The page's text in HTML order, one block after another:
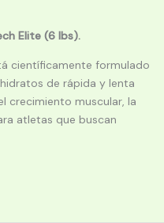
Elite (6 lbs).
científicamente formulado
de rápida y lenta
crecimiento muscular, la
atletas que buscan